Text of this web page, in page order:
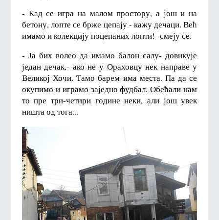
- Кад се игра на малом простору, а још и на
бетону, лопте се брже цепају - кажу дечаци. Већ
имамо и колекцију поцепаних лопти!- смеју се.
- Ја бих волео да имамо балон салу- довикује
један дечак,- ако не у Ораховцу нек направе у
Великој Хочи. Тамо барем има места. Па да се
окупимо и играмо заједно фудбал. Обећали нам
то пре три-четири године неки, али још увек
ништа од тога...